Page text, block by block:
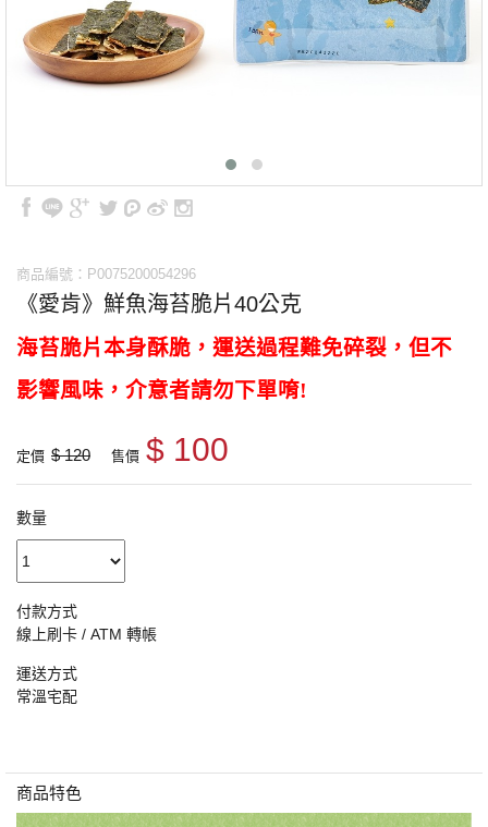
商品編號：P0075200054296
《愛肯》鮮魚海苔脆片40公克
海苔脆片本身酥脆，運送過程難免碎裂，但不
影響風味，介意者請勿下單唷!
定價 $ 120 售價 $ 100
數量
付款方式
線上刷卡 / ATM 轉帳
運送方式
常溫宅配
商品特色